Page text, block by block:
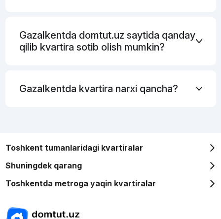
Gazalkentda domtut.uz saytida qanday
qilib kvartira sotib olish mumkin?
Gazalkentda kvartira narxi qancha?
Toshkent tumanlaridagi kvartiralar
Shuningdek qarang
Toshkentda metroga yaqin kvartiralar